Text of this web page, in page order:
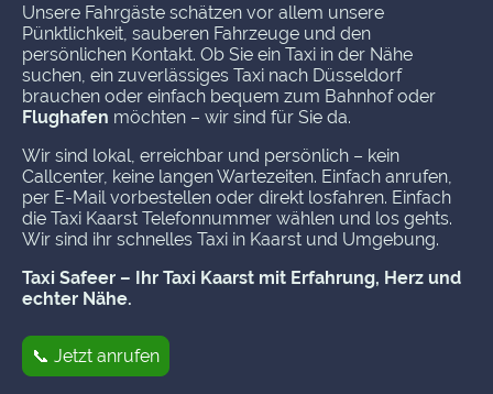
Unsere Fahrgäste schätzen vor allem unsere
Pünktlichkeit, sauberen Fahrzeuge und den
persönlichen Kontakt. Ob Sie ein Taxi in der Nähe
suchen, ein zuverlässiges Taxi nach Düsseldorf
brauchen oder einfach bequem zum Bahnhof oder
Flughafen möchten – wir sind für Sie da.
Wir sind lokal, erreichbar und persönlich – kein
Callcenter, keine langen Wartezeiten. Einfach anrufen,
per E-Mail vorbestellen oder direkt losfahren. Einfach
die Taxi Kaarst Telefonnummer wählen und los gehts.
Wir sind ihr schnelles Taxi in Kaarst und Umgebung.
Taxi Safeer – Ihr Taxi Kaarst mit Erfahrung, Herz und
echter Nähe.
📞 Jetzt anrufen